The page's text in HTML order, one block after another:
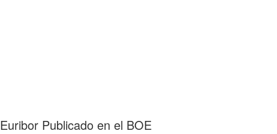
Euribor Publicado en el BOE